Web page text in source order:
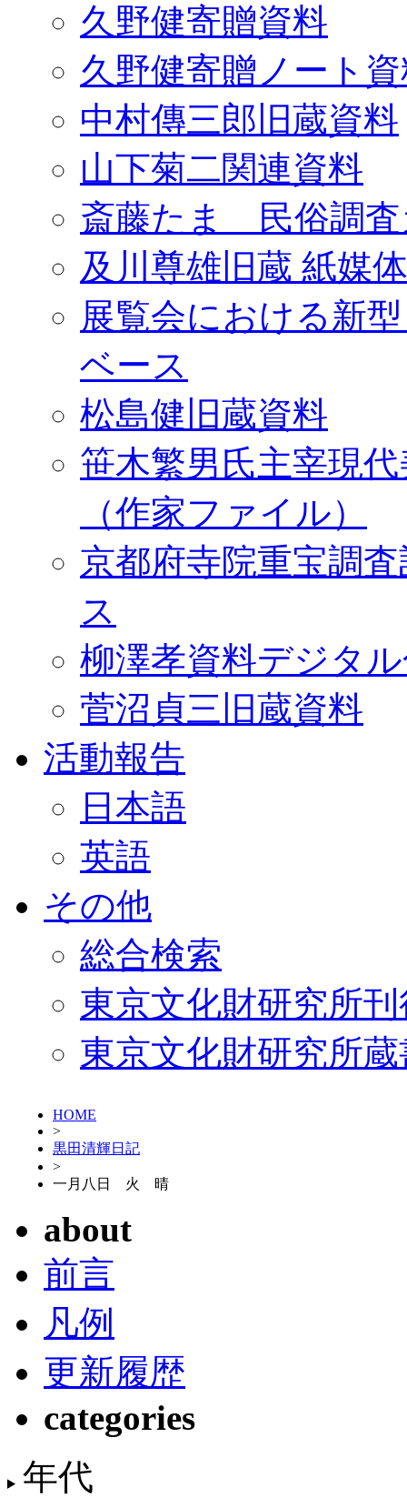
久野健寄贈資料
久野健寄贈ノート
中村傳三郎旧蔵資料
山下菊二関連資料
斎藤たま 民俗調査
及川尊雄旧蔵 紙媒
展覧会における新
ベース
松島健旧蔵資料
笹木繁男氏主宰現
（作家ファイル）
京都府寺院重宝調
ス
柳澤孝資料デジタ
菅沼貞三旧蔵資料
活動報告
日本語
英語
その他
総合検索
東京文化財研究所
東京文化財研究所
HOME
>
黒田清輝日記
>
一月八日 火 晴
about
前言
凡例
更新履歴
categories
年代